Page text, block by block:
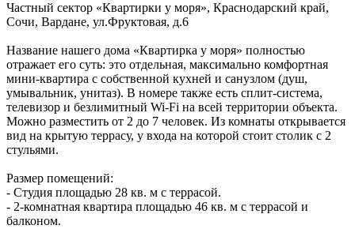
Частный сектор «Квартирки у моря», Краснодарский край,
Сочи, Вардане, ул.Фруктовая, д.6
Название нашего дома «Квартирка у моря» полностью
отражает его суть: это отдельная, максимально комфортная
мини-квартира с собственной кухней и санузлом (душ,
умывальник, унитаз). В номере также есть сплит-система,
телевизор и безлимитный Wi-Fi на всей территории объекта.
Можно разместить от 2 до 7 человек. Из комнаты открывается
вид на крытую террасу, у входа на которой стоит столик с 2
стульями.
Размер помещений:
- Студия площадью 28 кв. м с террасой.
- 2-комнатная квартира площадью 46 кв. м с террасой и
балконом.